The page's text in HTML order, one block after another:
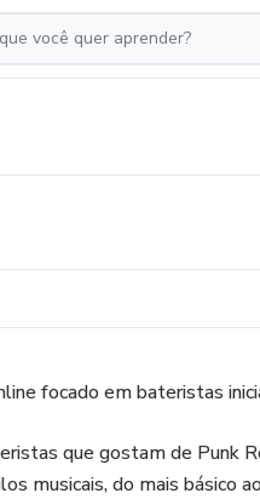
focado em bateristas
que gostam de Punk
musicais, do mais básico